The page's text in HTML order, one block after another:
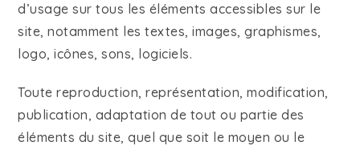
d’usage sur tous les éléments accessibles sur le
site, notamment les textes, images, graphismes,
logo, icônes, sons, logiciels.
Toute reproduction, représentation, modification,
publication, adaptation de tout ou partie des
éléments du site, quel que soit le moyen ou le